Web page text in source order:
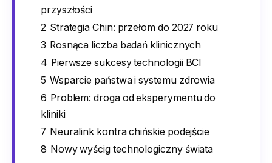
przyszłości
2 Strategia Chin: przełom do 2027 roku
3 Rosnąca liczba badań klinicznych
4 Pierwsze sukcesy technologii BCI
5 Wsparcie państwa i systemu zdrowia
6 Problem: droga od eksperymentu do
kliniki
7 Neuralink kontra chińskie podejście
8 Nowy wyścig technologiczny świata